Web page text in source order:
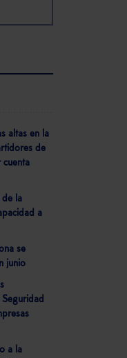
altas en la
de
la
a
se
junio
a la